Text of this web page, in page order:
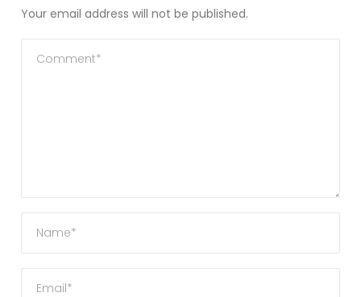
Your email address will not be published.